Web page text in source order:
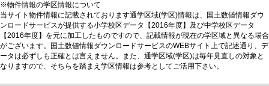
※物件情報の学区情報について
当サイト物件情報に記載されております通学区域(学区)情報は、国土数値情報ダウ
ンロードサービスが提供する小学校区データ【2016年度】及び中学校区データ
【2016年度】を元に加工したものですので、記載情報が現在の学区域と異なる場合
がございます。国土数値情報ダウンロードサービスのWEBサイト上で記述通り、デ
ータは必ずしも正確とは言えません。また、通学区域(学区)は毎年見直しの対象と
なりますので、そちらを踏まえ学区情報は参考としてご活用下さい。